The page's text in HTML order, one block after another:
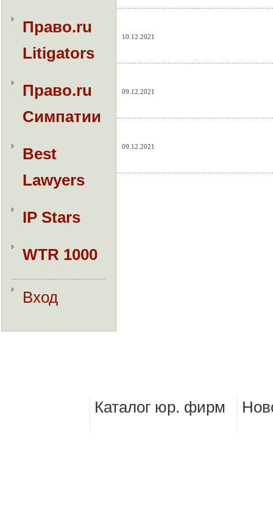
Право.ru
Litigators
Право.ru
Симпатии
Best
Lawyers
IP Stars
WTR 1000
Вход
10.12.2021
09.12.2021
09.12.2021
Каталог юр. фирм